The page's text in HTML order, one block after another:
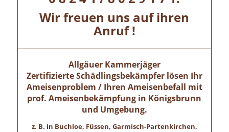
Wir freuen uns auf ihren
Anruf !
Allgäuer Kammerjäger
Zertifizierte Schädlingsbekämpfer lösen Ihr
Ameisenproblem / Ihren Ameisenbefall mit
prof. Ameisenbekämpfung in Königsbrunn
und Umgebung.
z. B. in Buchloe, Füssen, Garmisch-Partenkirchen,